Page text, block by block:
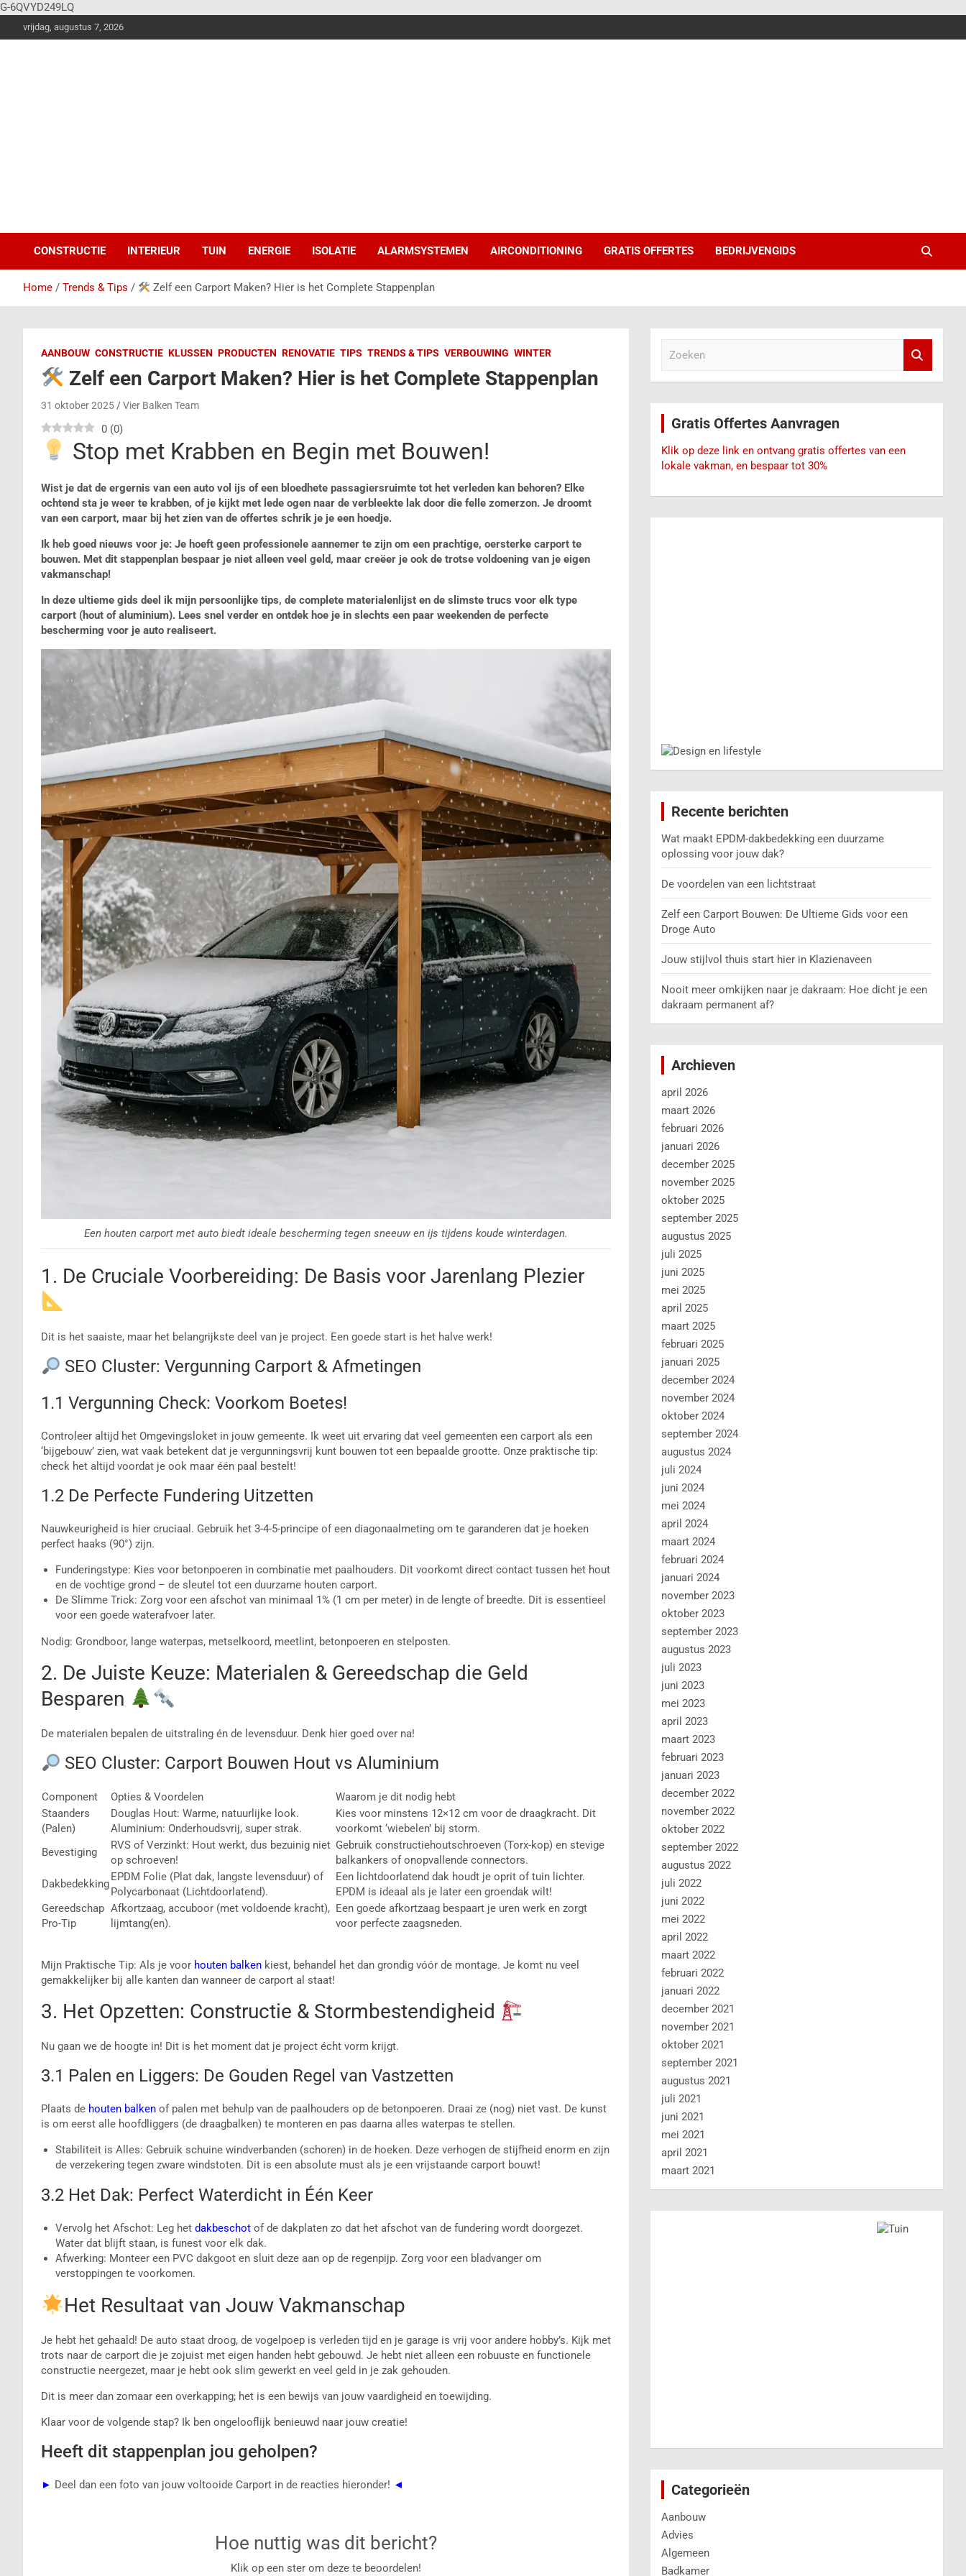
G-6QVYD249LQ
vrijdag, augustus 7, 2026
CONSTRUCTIE INTERIEUR TUIN ENERGIE ISOLATIE ALARMSYSTEMEN AIRCONDITIONING GRATIS OFFERTES BEDRIJVENGIDS
Home Trends & Tips Zelf een Carport Maken? Hier is het Complete Stappenplan
AANBOUW CONSTRUCTIE KLUSSEN PRODUCTEN RENOVATIE TIPS TRENDS & TIPS VERBOUWING WINTER
Zelf een Carport Maken? Hier is het Complete Stappenplan
31 oktober 2025 Vier Balken Team
0 (0)
Stop met Krabben en Begin met Bouwen!
Wist je dat de ergernis van een auto vol ijs of een bloedhete passagiersruimte tot het verleden kan behoren? Elke
ochtend sta je weer te krabben, of je kijkt met lede ogen naar de verbleekte lak door die felle zomerzon. Je droomt
van een carport, maar bij het zien van de offertes schrik je je een hoedje.
Ik heb goed nieuws voor je: Je hoeft geen professionele aannemer te zijn om een prachtige, oersterke carport te
bouwen. Met dit stappenplan bespaar je niet alleen veel geld, maar creëer je ook de trotse voldoening van je eigen
vakmanschap!
In deze ultieme gids deel ik mijn persoonlijke tips, de complete materialenlijst en de slimste trucs voor elk type
carport (hout of aluminium). Lees snel verder en ontdek hoe je in slechts een paar weekenden de perfecte
bescherming voor je auto realiseert.
Een houten carport met auto biedt ideale bescherming tegen sneeuw en ijs tijdens koude winterdagen.
1. De Cruciale Voorbereiding: De Basis voor Jarenlang Plezier
Dit is het saaiste, maar het belangrijkste deel van je project. Een goede start is het halve werk!
SEO Cluster: Vergunning Carport & Afmetingen
1.1 Vergunning Check: Voorkom Boetes!
Controleer altijd het Omgevingsloket in jouw gemeente. Ik weet uit ervaring dat veel gemeenten een carport als een
‘bijgebouw’ zien, wat vaak betekent dat je vergunningsvrij kunt bouwen tot een bepaalde grootte. Onze praktische tip:
check het altijd voordat je ook maar één paal bestelt!
1.2 De Perfecte Fundering Uitzetten
Nauwkeurigheid is hier cruciaal. Gebruik het 3-4-5-principe of een diagonaalmeting om te garanderen dat je hoeken
perfect haaks (90°) zijn.
Funderingstype: Kies voor betonpoeren in combinatie met paalhouders. Dit voorkomt direct contact tussen het hout
en de vochtige grond – de sleutel tot een duurzame houten carport.
De Slimme Trick: Zorg voor een afschot van minimaal 1% (1 cm per meter) in de lengte of breedte. Dit is essentieel
voor een goede waterafvoer later.
Nodig: Grondboor, lange waterpas, metselkoord, meetlint, betonpoeren en stelposten.
2. De Juiste Keuze: Materialen & Gereedschap die Geld
Besparen
De materialen bepalen de uitstraling én de levensduur. Denk hier goed over na!
SEO Cluster: Carport Bouwen Hout vs Aluminium
Component Opties & Voordelen
Waarom je dit nodig hebt
Staanders
(Palen)
Douglas Hout: Warme, natuurlijke look.
Aluminium: Onderhoudsvrij, super strak.
Kies voor minstens 12×12 cm voor de draagkracht. Dit
voorkomt ‘wiebelen’ bij storm.
Bevestiging
RVS of Verzinkt: Hout werkt, dus bezuinig niet
op schroeven!
Gebruik constructiehoutschroeven (Torx-kop) en stevige
balkankers of onopvallende connectors.
Dakbedekking
EPDM Folie (Plat dak, langste levensduur) of
Polycarbonaat (Lichtdoorlatend).
Een lichtdoorlatend dak houdt je oprit of tuin lichter.
EPDM is ideaal als je later een groendak wilt!
Gereedschap
Pro-Tip
Afkortzaag, accuboor (met voldoende kracht),
lijmtang(en).
Een goede afkortzaag bespaart je uren werk en zorgt
voor perfecte zaagsneden.
Mijn Praktische Tip: Als je voor houten balken kiest, behandel het dan grondig vóór de montage. Je komt nu veel
gemakkelijker bij alle kanten dan wanneer de carport al staat!
3. Het Opzetten: Constructie & Stormbestendigheid
Nu gaan we de hoogte in! Dit is het moment dat je project écht vorm krijgt.
3.1 Palen en Liggers: De Gouden Regel van Vastzetten
Plaats de houten balken of palen met behulp van de paalhouders op de betonpoeren. Draai ze (nog) niet vast. De kunst
is om eerst alle hoofdliggers (de draagbalken) te monteren en pas daarna alles waterpas te stellen.
Stabiliteit is Alles: Gebruik schuine windverbanden (schoren) in de hoeken. Deze verhogen de stijfheid enorm en zijn
de verzekering tegen zware windstoten. Dit is een absolute must als je een vrijstaande carport bouwt!
3.2 Het Dak: Perfect Waterdicht in Één Keer
Vervolg het Afschot: Leg het dakbeschot of de dakplaten zo dat het afschot van de fundering wordt doorgezet.
Water dat blijft staan, is funest voor elk dak.
Afwerking: Monteer een PVC dakgoot en sluit deze aan op de regenpijp. Zorg voor een bladvanger om
verstoppingen te voorkomen.
Het Resultaat van Jouw Vakmanschap
Je hebt het gehaald! De auto staat droog, de vogelpoep is verleden tijd en je garage is vrij voor andere hobby’s. Kijk met
trots naar de carport die je zojuist met eigen handen hebt gebouwd. Je hebt niet alleen een robuuste en functionele
constructie neergezet, maar je hebt ook slim gewerkt en veel geld in je zak gehouden.
Dit is meer dan zomaar een overkapping; het is een bewijs van jouw vaardigheid en toewijding.
Klaar voor de volgende stap? Ik ben ongelooflijk benieuwd naar jouw creatie!
Heeft dit stappenplan jou geholpen?
► Deel dan een foto van jouw voltooide Carport in de reacties hieronder! ◄
Hoe nuttig was dit bericht?
Klik op een ster om deze te beoordelen!
Gratis Offertes Aanvragen
Klik op deze link en ontvang gratis offertes van een
lokale vakman, en bespaar tot 30%
Recente berichten
Wat maakt EPDM-dakbedekking een duurzame
oplossing voor jouw dak?
De voordelen van een lichtstraat
Zelf een Carport Bouwen: De Ultieme Gids voor een
Droge Auto
Jouw stijlvol thuis start hier in Klazienaveen
Nooit meer omkijken naar je dakraam: Hoe dicht je een
dakraam permanent af?
Archieven
april 2026
maart 2026
februari 2026
januari 2026
december 2025
november 2025
oktober 2025
september 2025
augustus 2025
juli 2025
juni 2025
mei 2025
april 2025
maart 2025
februari 2025
januari 2025
december 2024
november 2024
oktober 2024
september 2024
augustus 2024
juli 2024
juni 2024
mei 2024
april 2024
maart 2024
februari 2024
januari 2024
november 2023
oktober 2023
september 2023
augustus 2023
juli 2023
juni 2023
mei 2023
april 2023
maart 2023
februari 2023
januari 2023
december 2022
november 2022
oktober 2022
september 2022
augustus 2022
juli 2022
juni 2022
mei 2022
april 2022
maart 2022
februari 2022
januari 2022
december 2021
november 2021
oktober 2021
september 2021
augustus 2021
juli 2021
juni 2021
mei 2021
april 2021
maart 2021
Categorieën
Aanbouw
Advies
Algemeen
Badkamer